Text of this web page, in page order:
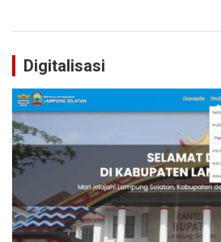
Digitalisasi